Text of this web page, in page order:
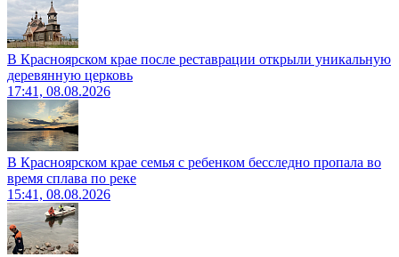
В Красноярском крае после реставрации открыли уникальную
деревянную церковь
17:41, 08.08.2026
В Красноярском крае семья с ребенком бесследно пропала во
время сплава по реке
15:41, 08.08.2026